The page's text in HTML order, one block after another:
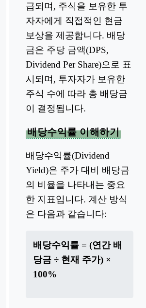
급되며, 주식을 보유한 투
자자에게 직접적인 현금
보상을 제공합니다. 배당
금은 주당 금액(DPS,
Dividend Per Share)으로 표
시되며, 투자자가 보유한
주식 수에 따라 총 배당금
이 결정됩니다.
배당수익률 이해하기
배당수익률(Dividend
Yield)은 주가 대비 배당금
의 비율을 나타내는 중요
한 지표입니다. 계산 방식
은 다음과 같습니다:
배당수익률 = (연간 배
당금 ÷ 현재 주가) ×
100%